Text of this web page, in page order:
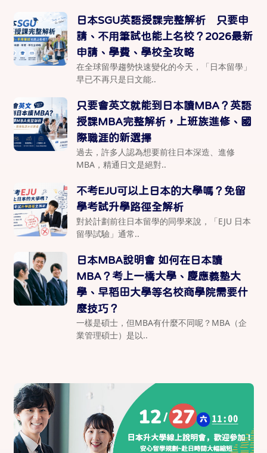
日本SGU英語授課完整解析 只要申
請、不用筆試也能上名校？2026最新
申請、學費、學校全攻略
在全球留學趨勢快速變化的今天，「日本留學」
早已不再只是日文能..
只要會英文就能到日本讀MBA？英語
授課MBA完整解析，上班族進修、國
際職涯的新選擇
過去，許多人認為想要前往日本深造、進修
MBA，精通日文是絕對..
不考EJU可以上日本的大學嗎？免留
學考試升學路徑全解析
對於計劃前往日本留學的同學來說，「EJU 日本
留學試驗」通常..
日本MBA說明會 如何在日本讀
MBA？考上一橋大學、慶應義塾大
學、早稻田大學等名校商學院需要什
麼技巧？
一樣是碩士，但MBA有什麼不同呢？MBA（企
業管理碩士）是以..